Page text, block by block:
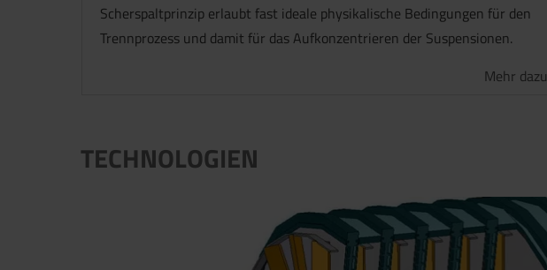
Scherspaltprinzip erlaubt fast ideale physikalische Bedingungen für den
Trennprozess und damit für das Aufkonzentrieren der Suspensionen.
Mehr dazu
TECHNOLOGIEN